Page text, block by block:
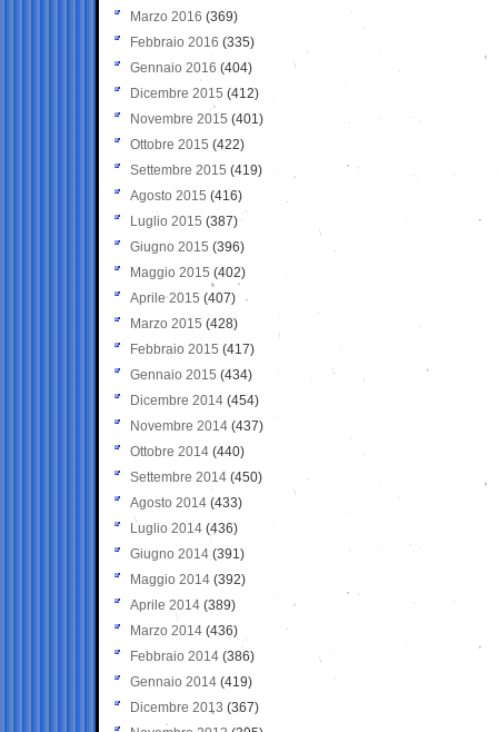
Marzo 2016 (369)
Febbraio 2016 (335)
Gennaio 2016 (404)
Dicembre 2015 (412)
Novembre 2015 (401)
Ottobre 2015 (422)
Settembre 2015 (419)
Agosto 2015 (416)
Luglio 2015 (387)
Giugno 2015 (396)
Maggio 2015 (402)
Aprile 2015 (407)
Marzo 2015 (428)
Febbraio 2015 (417)
Gennaio 2015 (434)
Dicembre 2014 (454)
Novembre 2014 (437)
Ottobre 2014 (440)
Settembre 2014 (450)
Agosto 2014 (433)
Luglio 2014 (436)
Giugno 2014 (391)
Maggio 2014 (392)
Aprile 2014 (389)
Marzo 2014 (436)
Febbraio 2014 (386)
Gennaio 2014 (419)
Dicembre 2013 (367)